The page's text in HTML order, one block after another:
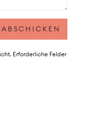
Erforderliche Felder